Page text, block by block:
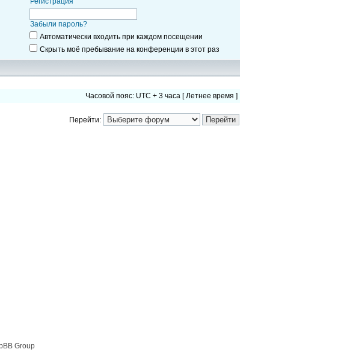
Забыли пароль?
Автоматически входить при каждом посещении
Скрыть моё пребывание на конференции в этот раз
Часовой пояс: UTC + 3 часа [ Летнее время ]
Перейти:
Group